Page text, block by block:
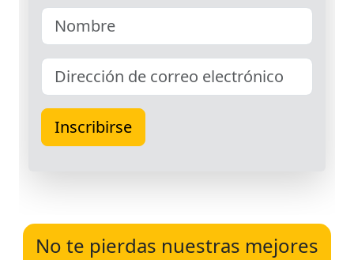
No te pierdas nuestras mejores